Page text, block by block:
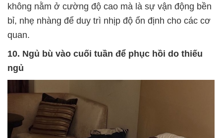
không nằm ở cường độ cao mà là sự vận động bền
bỉ, nhẹ nhàng để duy trì nhịp độ ổn định cho các cơ
quan.
10. Ngủ bù vào cuối tuần để phục hồi do thiếu
ngủ